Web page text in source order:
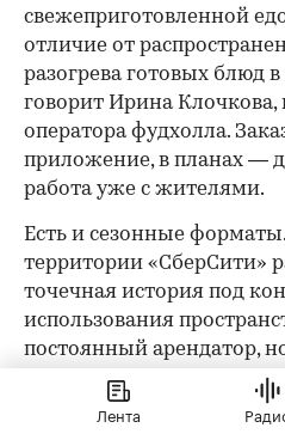
свежеприготовленной
отличие от
разогрева готовых блюд
говорит Ирина Клочкова,
оператора фудхолла.
приложение, в планах —
работа уже с жителями.
Есть и сезонные
территории «СберСити»
точечная история под
использования
постоянный арендатор,
демонстрация того, как
разных режимах в
Лента